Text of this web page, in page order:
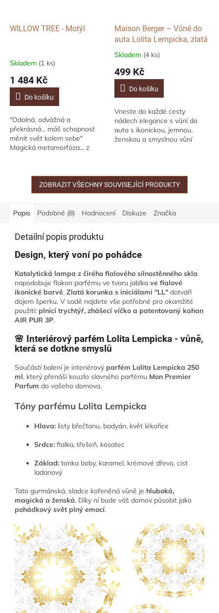
WILLOW TREE - Motýl
Skladem (1 ks)
1 484 Kč
Do košíku
"Odolná, odvážná a
překrásná... máš schopnost
měnit svět kolem sebe"
Magická metamorfóza... z
kuklu posetou zlatými
Maison Berger – Vůně do
auta Lolita Lempicka, zlatá
Průměrné
produktu
5,0
5
hvězdiček.
Skladem (4 ks)
499 Kč
Do košíku
Vneste do každé cesty
nádech elegance s vůní do
auta s ikonickou, jemnou,
ženskou a smyslnou vůní
ZOBRAZIT VŠECHNY SOUVISEJÍCÍ PRODUKTY
Popis Podobné (8) Hodnocení Diskuze Značka
Detailní popis produktu
Design, který voní po pohádce
Katalytická lampa z čirého fialového silnostěnného skla
napodobuje flakon parfému ve tvaru jablka ve fialové
ikonické barvě. Zlatá korunka s iniciálami "LL" dotváří
dojem šperku. V sadě najdete vše potřebné pro okamžité
použití: plnící trychtýř, zhášecí víčko a patentovaný kahan
AIR PUR 3P.
🌸 Interiérový parfém Lolita Lempicka - vůně,
která se dotkne smyslů
Součástí balení je interiérový parfém Lolita Lempicka 250
ml, který přenáší kouzlo slavného parfému Mon Premier
Parfum do vašeho domova.
Tóny parfému Lolita Lempicka
Hlava: listy břečťanu, badyán, květ lékořice
Srdce: fialka, třešeň, kosatec
Základ: tonka boby, karamel, krémové dřevo, cist
ladanový
Tato gurmánská, sladce kořeněná vůně je hluboká,
magická a ženská. Díky ní bude váš domov působit jako
pohádkový svět plný emocí.